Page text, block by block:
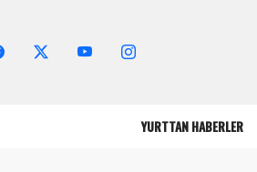
YURTTAN HABERLER
Arama Yap!